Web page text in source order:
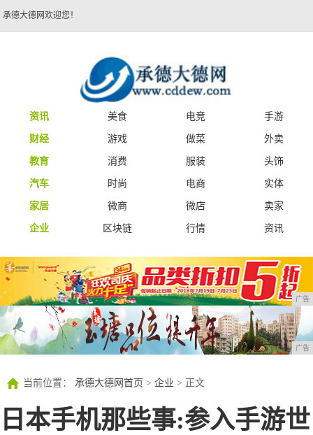
承德大德网欢迎您！
资讯 美食 电竞
手游
财经
游戏 做菜
外卖
教育
消费 服装
头饰
汽车
时尚 电商
实体
家居
微商 微店
卖家
企业
区块链 行情 资讯
广告
广告
当前位置： 承德大德网首页 > 企业 > 正文
日本手机那些事:参入手游世